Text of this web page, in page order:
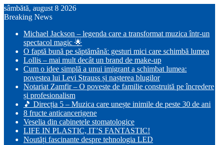
sâmbătă, august 8 2026
Breaking News
Michael Jackson – legenda care a transformat muzica într-un
spectacol magic 🌟
O faptă bună pe săptămână: gesturi mici care schimbă lumea
Lollis – mai mult decât un brand de make-up
Cum o idee simplă a unui imigrant a schimbat lumea:
povestea lui Levi Strauss și nașterea blugilor
Notariat Zamfir – O poveste de familie construită pe încredere
și profesionalism
🎵 Direcția 5 – Muzica care unește inimile de peste 30 de ani
8 fructe anticancerigene
Veselia din cabinetele stomatologice
LIFE IN PLASTIC, IT’S FANTASTIC!
Noutăți fascinante despre tehnologia LED